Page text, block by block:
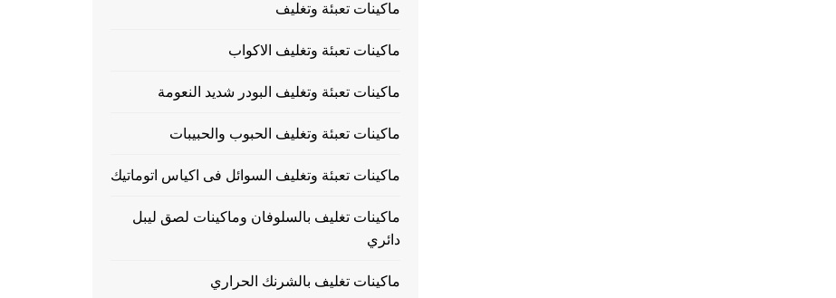
ماكينات تعبئة وتغليف
ماكينات تعبئة وتغليف الاكواب
ماكينات تعبئة وتغليف البودر شديد النعومة
ماكينات تعبئة وتغليف الحبوب والحبيبات
ماكينات تعبئة وتغليف السوائل فى اكياس اتوماتيك
ماكينات تغليف بالسلوفان وماكينات لصق ليبل
دائري
ماكينات تغليف بالشرنك الحراري